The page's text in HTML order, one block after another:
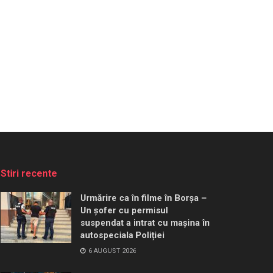
Stiri recente
Urmărire ca în filme în Borșa –
Un șofer cu permisul
suspendat a intrat cu mașina în
autospeciala Poliției
6 AUGUST 2026